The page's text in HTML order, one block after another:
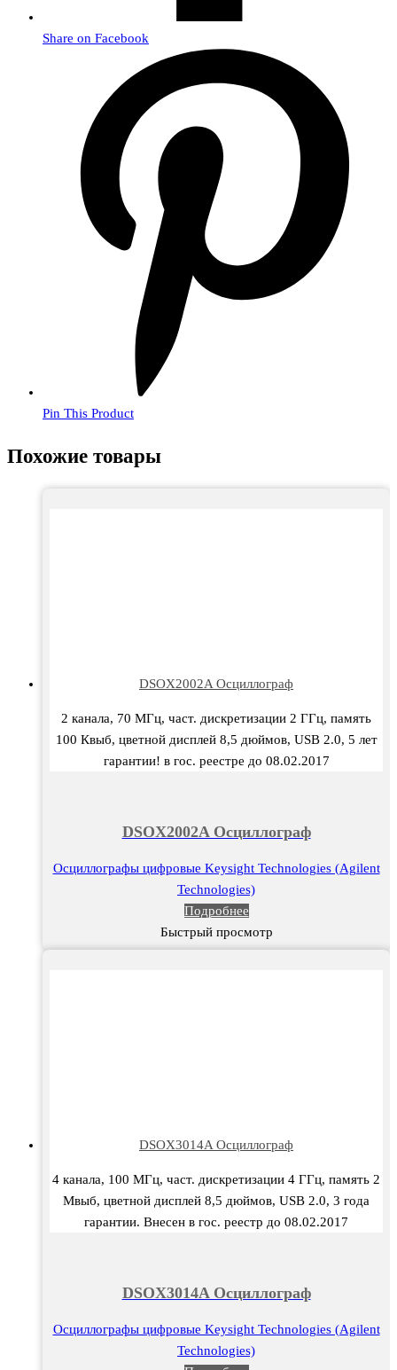
Share on Facebook
Pin This Product
Похожие товары
DSOX2002A Осциллограф
2 канала, 70 МГц, част. дискретизации 2 ГГц, память
100 Квыб, цветной дисплей 8,5 дюймов, USB 2.0, 5 лет
гарантии! в гос. реестре до 08.02.2017
DSOX2002A Осциллограф
Осциллографы цифровые Keysight Technologies (Agilent
Technologies)
Подробнее
Быстрый просмотр
DSOX3014A Осциллограф
4 канала, 100 МГц, част. дискретизации 4 ГГц, память 2
Мвыб, цветной дисплей 8,5 дюймов, USB 2.0, 3 года
гарантии. Внесен в гос. реестр до 08.02.2017
DSOX3014A Осциллограф
Осциллографы цифровые Keysight Technologies (Agilent
Technologies)